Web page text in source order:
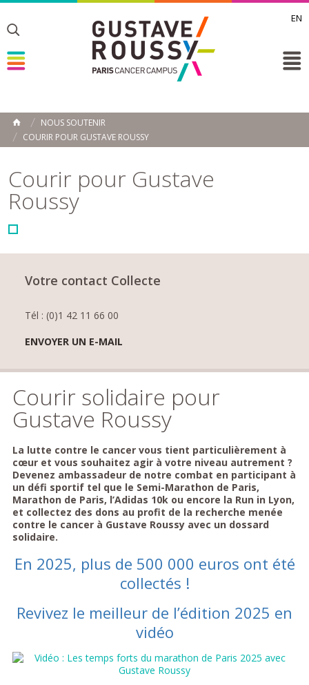
EN
Toggle
Toggle
Toggle
ACCUEIL
NOUS SOUTENIR
COURIR POUR GUSTAVE ROUSSY
Courir pour Gustave
Roussy
Votre contact Collecte
Tél : (0)1 42 11 66 00
ENVOYER UN E-MAIL
Courir solidaire pour
Gustave Roussy
La lutte contre le cancer vous tient particulièrement à
cœur et vous souhaitez agir à votre niveau autrement ?
Devenez ambassadeur de notre combat en participant à
un défi sportif tel que le Semi-Marathon de Paris,
Marathon de Paris, l’Adidas 10k ou encore la Run in Lyon,
et collectez des dons au profit de la recherche menée
contre le cancer à Gustave Roussy avec un dossard
solidaire.
En 2025, plus de 500 000 euros ont été
collectés !
Revivez le meilleur de l’édition 2025 en
vidéo